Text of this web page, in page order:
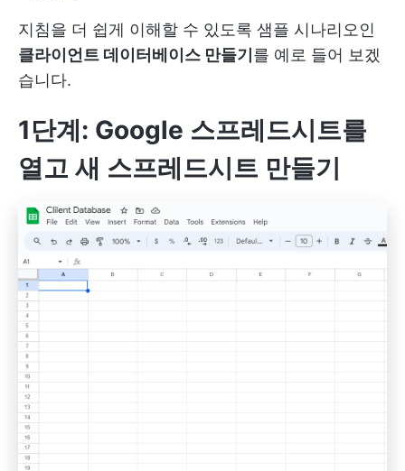
지침을 더 쉽게 이해할 수 있도록 샘플 시나리오인
클라이언트 데이터베이스 만들기 를 예로 들어 보겠
습니다.
1단계: Google 스프레드시트를
열고 새 스프레드시트 만들기